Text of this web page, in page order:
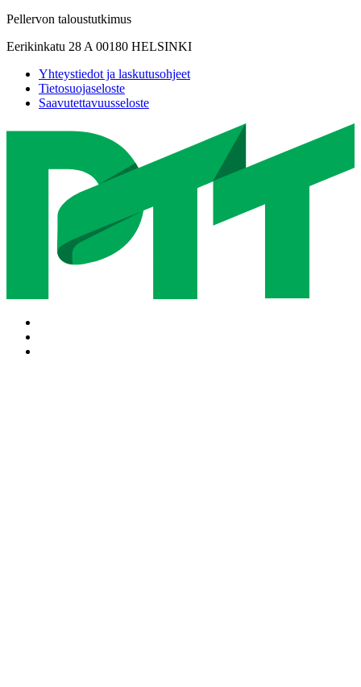
Pellervon taloustutkimus
Eerikinkatu 28 A 00180 HELSINKI
Yhteystiedot ja laskutusohjeet
Tietosuojaseloste
Saavutettavuusseloste